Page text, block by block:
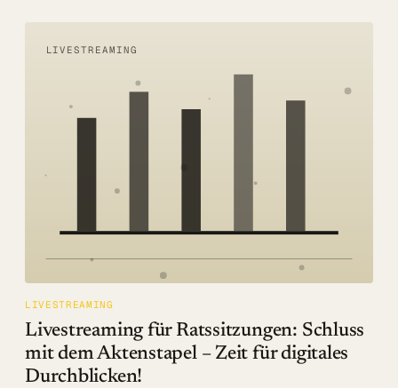
LIVESTREAMING
LIVESTREAMING
Livestreaming für Ratssitzungen: Schluss
mit dem Aktenstapel – Zeit für digitales
Durchblicken!